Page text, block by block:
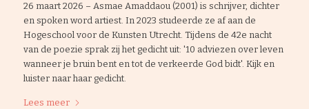
26 maart 2026 – Asmae Amaddaou (2001) is schrijver, dichter
en spoken word artiest. In 2023 studeerde ze af aan de
Hogeschool voor de Kunsten Utrecht. Tijdens de 42e nacht
van de poezie sprak zij het gedicht uit: '10 adviezen over leven
wanneer je bruin bent en tot de verkeerde God bidt'. Kijk en
luister naar haar gedicht.
Lees meer